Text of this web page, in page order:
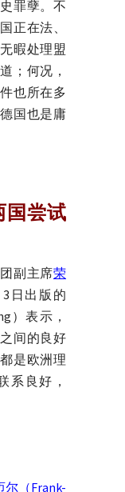
罪孽。不
正在法、
暇处理盟
；何况，
也所在多
国也是庸
国尝试
副主席荣
日出版的
）表示，
间的良好
是欧洲理
系良好，
尔 （Frank-